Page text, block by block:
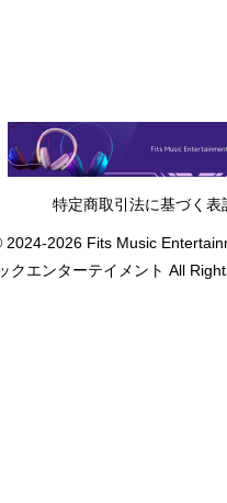
特定商取引法に基づく表
2026 Fits Music
クエンターテイメント All